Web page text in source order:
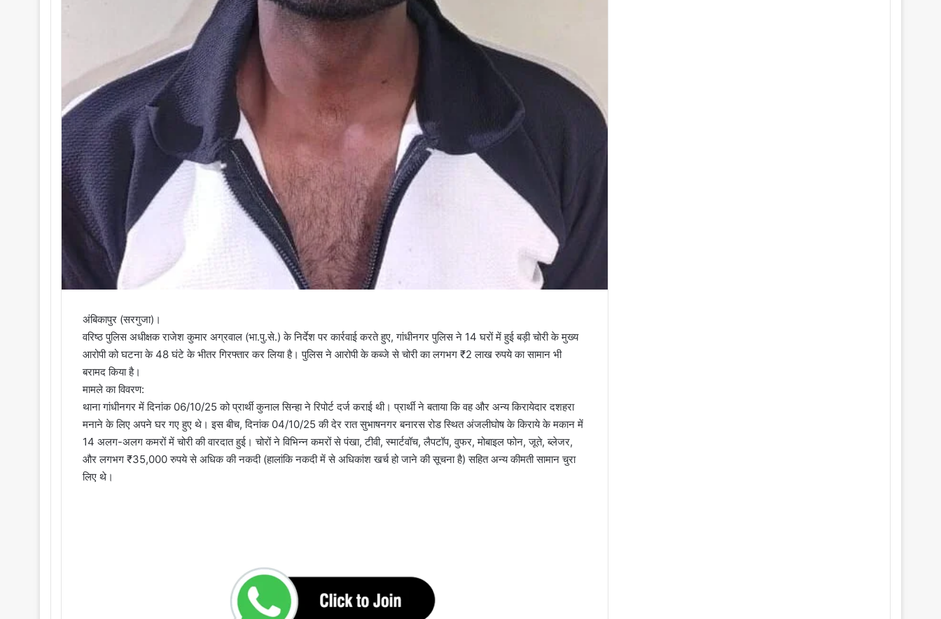
अंबिकापुर (सरगुजा)।
वरिष्ठ पुलिस अधीक्षक राजेश कुमार अग्रवाल (भा.पु.से.) के निर्देश पर कार्रवाई करते हुए, गांधीनगर पुलिस ने 14 घरों में हुई बड़ी चोरी के मुख्य
आरोपी को घटना के 48 घंटे के भीतर गिरफ्तार कर लिया है। पुलिस ने आरोपी के कब्जे से चोरी का लगभग ₹2 लाख रुपये का सामान भी
बरामद किया है।
मामले का विवरण:
थाना गांधीनगर में दिनांक 06/10/25 को प्रार्थी कुनाल सिन्हा ने रिपोर्ट दर्ज कराई थी। प्रार्थी ने बताया कि वह और अन्य किरायेदार दशहरा
मनाने के लिए अपने घर गए हुए थे। इस बीच, दिनांक 04/10/25 की देर रात सुभाषनगर बनारस रोड स्थित अंजलीघोष के किराये के मकान में
14 अलग-अलग कमरों में चोरी की वारदात हुई। चोरों ने विभिन्न कमरों से पंखा, टीवी, स्मार्टवॉच, लैपटॉप, वुफर, मोबाइल फोन, जूते, ब्लेजर,
और लगभग ₹35,000 रुपये से अधिक की नकदी (हालांकि नकदी में से अधिकांश खर्च हो जाने की सूचना है) सहित अन्य कीमती सामान चुरा
लिए थे।